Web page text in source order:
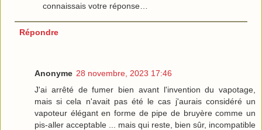
connaissais votre réponse…
Répondre
Anonyme 28 novembre, 2023 17:46
J'ai arrêté de fumer bien avant l'invention du vapotage,
mais si cela n'avait pas été le cas j'aurais considéré un
vapoteur élégant en forme de pipe de bruyère comme un
pis-aller acceptable ... mais qui reste, bien sûr, incompatible